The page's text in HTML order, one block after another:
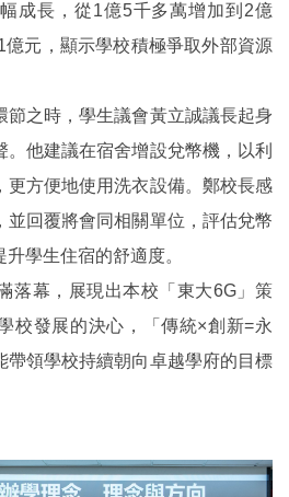
成長，從1億5千多萬增加到2億
元，顯示學校積極爭取外部資源
之時，學生議會黃立誠議長起身
他建議在宿舍增設兌幣機，以利
更方便地使用洗衣設備。鄭校長感
並回覆將會同相關單位，評估兌幣
學生住宿的舒適度。
幕，展現出本校「東大6G」策
校發展的決心，「傳統×創新=永
帶領學校持續朝向卓越學府的目標